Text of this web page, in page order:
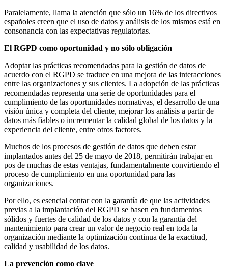
Paralelamente, llama la atención que sólo un 16% de los directivos
españoles creen que el uso de datos y análisis de los mismos está en
consonancia con las expectativas regulatorias.
El RGPD como oportunidad y no sólo obligación
Adoptar las prácticas recomendadas para la gestión de datos de
acuerdo con el RGPD se traduce en una mejora de las interacciones
entre las organizaciones y sus clientes. La adopción de las prácticas
recomendadas representa una serie de oportunidades para el
cumplimiento de las oportunidades normativas, el desarrollo de una
visión única y completa del cliente, mejorar los análisis a partir de
datos más fiables o incrementar la calidad global de los datos y la
experiencia del cliente, entre otros factores.
Muchos de los procesos de gestión de datos que deben estar
implantados antes del 25 de mayo de 2018, permitirán trabajar en
pos de muchas de estas ventajas, fundamentalmente convirtiendo el
proceso de cumplimiento en una oportunidad para las
organizaciones.
Por ello, es esencial contar con la garantía de que las actividades
previas a la implantación del RGPD se basen en fundamentos
sólidos y fuertes de calidad de los datos y con la garantía del
mantenimiento para crear un valor de negocio real en toda la
organización mediante la optimización continua de la exactitud,
calidad y usabilidad de los datos.
La prevención como clave